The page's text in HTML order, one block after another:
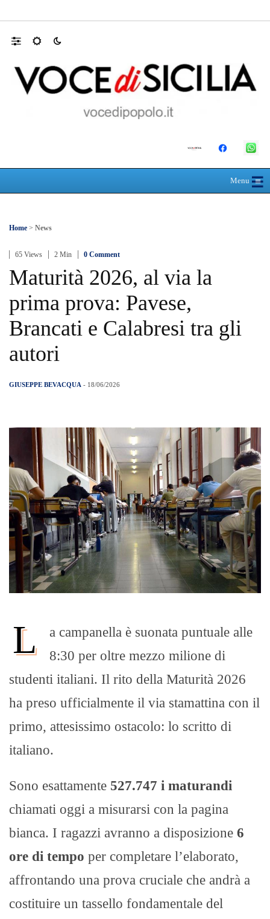
Menu≡
☰
Home > News
65 Views 2 Min 0 Comment
Maturità 2026, al via la
prima prova: Pavese,
Brancati e Calabresi tra gli
autori
GIUSEPPE BEVACQUA - 18/06/2026
L
a campanella è suonata puntuale alle
8:30 per oltre mezzo milione di
studenti italiani. Il rito della Maturità 2026
ha preso ufficialmente il via stamattina con il
primo, attesissimo ostacolo: lo scritto di
italiano.
Sono esattamente 527.747 i maturandi
chiamati oggi a misurarsi con la pagina
bianca. I ragazzi avranno a disposizione 6
ore di tempo per completare l’elaborato,
affrontando una prova cruciale che andrà a
costituire un tassello fondamentale del